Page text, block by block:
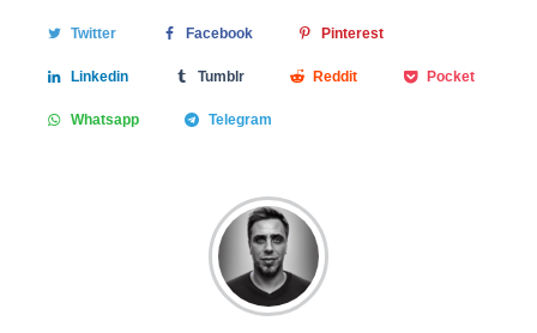
Twitter Facebook Pinterest
Linkedin Tumblr Reddit Pocket
Whatsapp Telegram